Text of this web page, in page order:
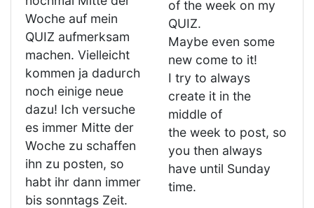
Woche auf mein
QUIZ aufmerksam
machen. Vielleicht
kommen ja dadurch
noch einige neue
dazu! Ich versuche
es immer Mitte der
Woche zu schaffen
ihn zu posten, so
habt ihr dann immer
bis sonntags Zeit.
of the week on my
QUIZ.
Maybe even some
new come to it!
I try to always
create it in the
middle of
the week to post, so
you then always
have until Sunday
time.